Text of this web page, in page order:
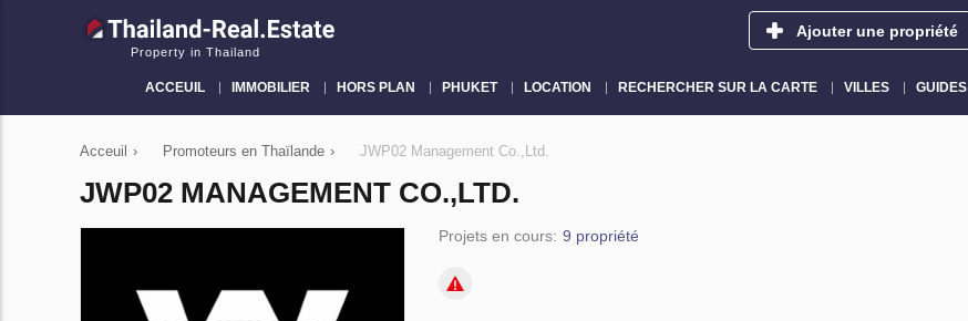
Property in Thailand
Ajouter une propriété
ACCEUIL IMMOBILIER HORS PLAN PHUKET LOCATION RECHERCHER SUR LA CARTE VILLES GUIDES
Acceuil › Promoteurs en Thaïlande › JWP02 Management Co.,Ltd.
JWP02 MANAGEMENT CO.,LTD.
Projets en cours: 9 propriété